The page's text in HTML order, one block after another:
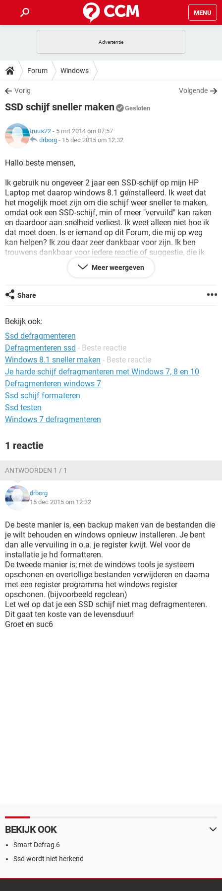
MENU
INSTAGRAM
NETFLIX
GRATIS SNAPCHAT
TIKTOK
HOW-TO
VIDEOBELLEN
GRATIS
DOWNLOADS
VIDEOBELLEN GAMES
INSTAGRAM
NETFLIX CORONAVIRUS
GRATIS
VIDEOBELLEN
NETFLIX
GRATIS SNAPCHAT
TIKTOK
ARTIKELEN
VIDEOBELLEN
NETFLIX CORONAVIRUS
GRATIS SNAPCHAT
TIKTOK
Forum Windows
Vorig Volgende
SSD schijf sneller maken Gesloten
truus22 - 5 mrt 2014 om 07:57
drborg - 15 dec 2015 om 12:32
Hallo beste mensen,
Ik gebruik nu ongeveer 2 jaar een SSD-schijf op mijn HP
Laptop met daarop windows 8.1 geïnstalleerd. Ik weet dat
het mogelijk moet zijn om die schijf weer sneller te maken,
omdat ook een SSD-schijf, min of meer "vervuild" kan raken
en daardoor aan snelheid verliest. Ik weet alleen niet hoe ik
dat moet doen. Is er iemand op dit Forum, die mij op weg
kan helpen? Ik zou daar zeer dankbaar voor zijn. Ik ben
trouwens dankbaar voor iedere reactie of suggestie, die ik
Cor Jansen
Meer weergeven
Share
Bekijk ook:
Ssd defragmenteren
Defragmenteren ssd - Beste reactie
Windows 8.1 sneller maken - Beste reactie
Je harde schijf defragmenteren met Windows 7, 8 en 10
Defragmenteren windows 7
Ssd schijf formateren
Ssd testen
Windows 7 defragmenteren
1 reactie
ANTWOORDEN 1 / 1
drborg
15 dec 2015 om 12:32
De beste manier is, een backup maken van de bestanden die
je wilt behouden en windows opnieuw installeren. Je bent
dan alle vervuiling in o.a. je register kwijt. Wel voor de
installatie je hd formatteren.
De tweede manier is; met de windows tools je systeem
opschonen en overtollige bestanden verwijderen en daarna
met een register programma het windows register
opschonen. (bijvoorbeeld regclean)
Let wel op dat je een SSD schijf niet mag defragmenteren.
Dit gaat ten koste van de levensduur!
Groet en suc6
BEKIJK OOK
Smart Defrag 6
Ssd wordt niet herkend